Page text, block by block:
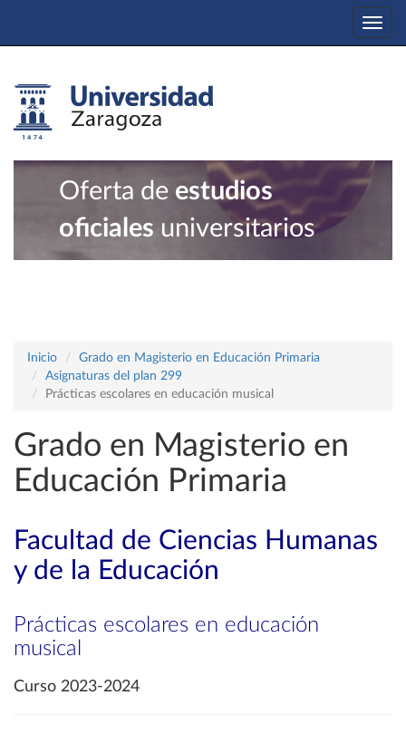
Oferta de estudios
oficiales universitarios
Inicio
Grado en Magisterio en Educación Primaria
Asignaturas del plan 299
Prácticas escolares en educación musical
Grado en Magisterio en
Educación Primaria
Facultad de Ciencias Humanas
y de la Educación
Prácticas escolares en educación
musical
Curso 2023-2024